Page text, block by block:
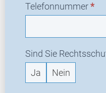
Telefonnummer*
Sind Sie
Ja
Nein